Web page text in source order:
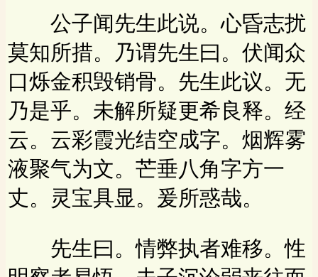
公子闻先生此说。心昏志扰
莫知所措。乃谓先生曰。伏闻众
口烁金积毁销骨。先生此议。无
乃是乎。未解所疑更希良释。经
云。云彩霞光结空成字。烟辉雾
液聚气为文。芒垂八角字方一
丈。灵宝具显。爰所惑哉。
先生曰。情弊执者难移。性